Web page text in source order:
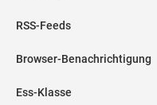
RSS-Feeds
Browser-Benachrichtigung
Ess-Klasse